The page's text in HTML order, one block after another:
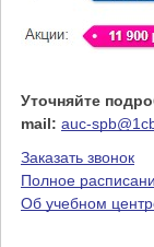
Уточняйте
mail: auc-
Заказать звонок
Полное
Об учебном